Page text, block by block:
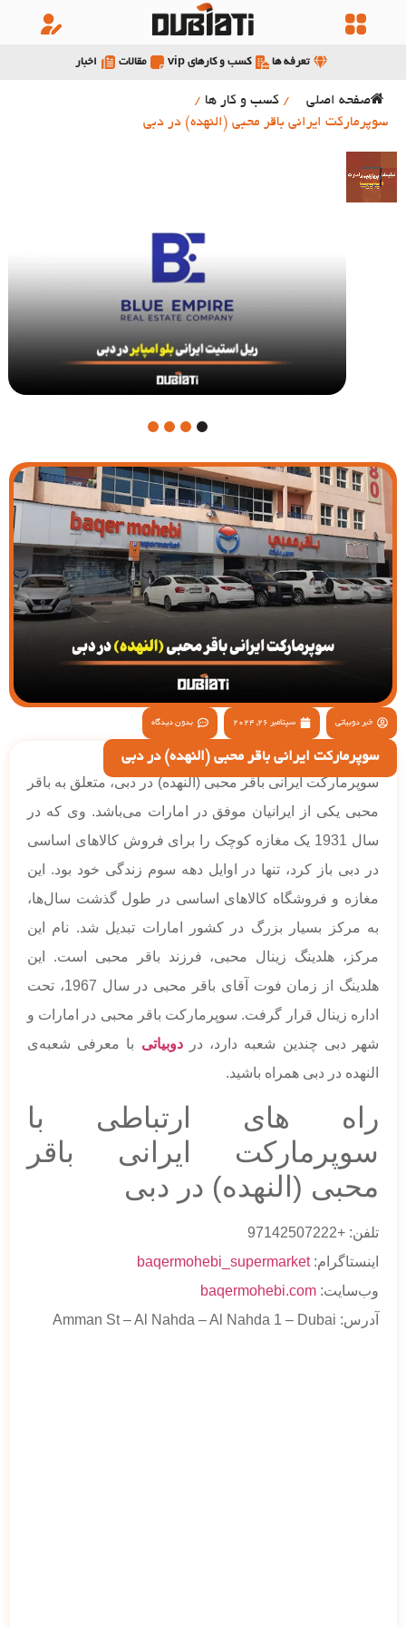
تعرفه ها کسب و کارهای vip مقالات اخبار
صفحه اصلی / کسب و کار ها /
سوپرمارکت ایرانی باقر محبی (النهده) در دبی
خبر دوبیاتی سپتامبر 26, 2024 بدون دیدگاه
سوپرمارکت ایرانی باقر محبی (النهده) در دبی
سوپرمارکت ایرانی باقر محبی (النهده) در دبی، متعلق به باقر
محبی یکی از ایرانیان موفق در امارات می‌باشد. وی که در
سال 1931 یک مغازه کوچک را برای فروش کالاهای اساسی
در دبی باز کرد، تنها در اوایل دهه سوم زندگی خود بود. این
مغازه و فروشگاه کالاهای اساسی در طول گذشت سال‌ها،
به مرکز بسیار بزرگ در کشور امارات تبدیل شد. نام این
مرکز، هلدینگ زینال محبی، فرزند باقر محبی است. این
هلدینگ از زمان فوت آقای باقر محبی در سال 1967، تحت
اداره زینال قرار گرفت. سوپرمارکت باقر محبی در امارات و
شهر دبی چندین شعبه دارد، دردوبیاتی با معرفی شعبه‌ی
النهده در دبی همراه باشید.
راه های ارتباطی با
سوپرمارکت ایرانی باقر
محبی (النهده) در دبی
تلفن: +97142507222
اینستاگرام:baqermohebi_supermarket
وب‌سایت: baqermohebi.com
آدرس: Amman St – Al Nahda – Al Nahda 1 – Dubai
1